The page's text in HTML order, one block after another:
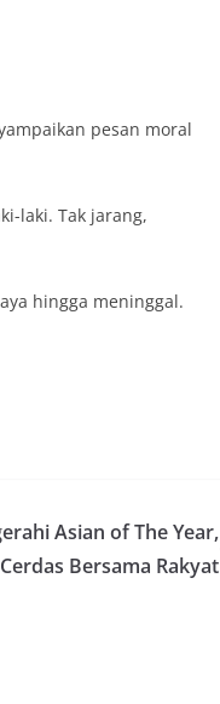
pesan moral
laki. Tak jarang,
hingga meninggal.
Asian of The Year,
Bersama Rakyat